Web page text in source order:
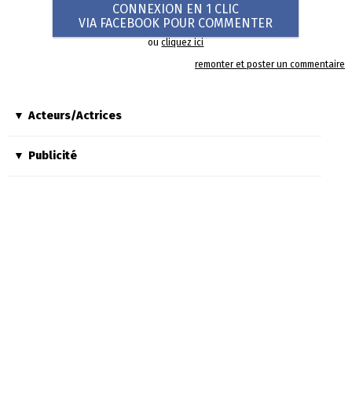
CONNEXION EN 1 CLIC
VIA FACEBOOK POUR COMMENTER
oucliquez ici
remonter et poster un commentaire
Acteurs/Actrices
Publicité